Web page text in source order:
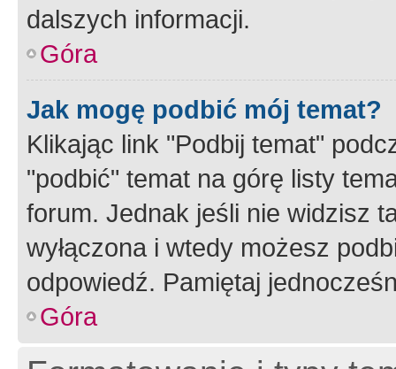
dalszych informacji.
Góra
Jak mogę podbić mój temat?
Klikając link "Podbij temat"
"podbić" temat na górę listy
forum. Jednak jeśli nie widzisz
wyłączona i wtedy możesz
odpowiedź. Pamiętaj
Góra